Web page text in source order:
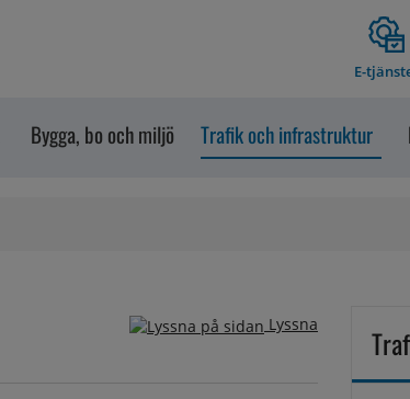
E-
Bygga, bo och miljö Trafik och infrastruktur
Lyssna